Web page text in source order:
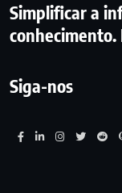
Simplificar a
conhecimento.
Siga-nos